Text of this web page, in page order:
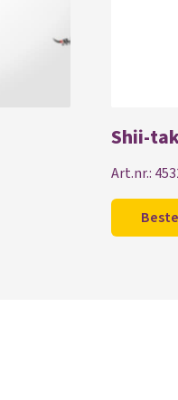
Shii-
Art.nr.: